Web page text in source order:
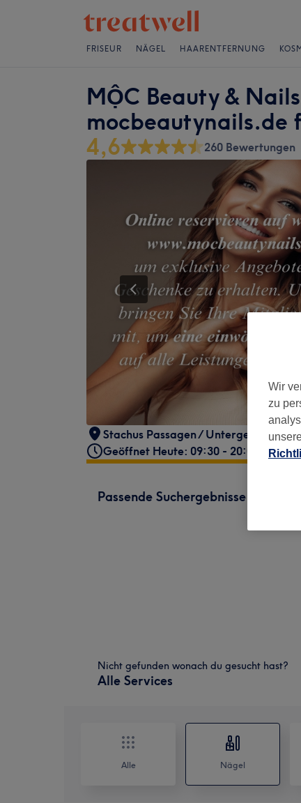
FRISEUR NÄGEL HAARENTFERNUNG
MỘC Beauty &
mocbeautynails.de
4,6 260 Bewertungen
Stachus Passagen / Untergeschoss /
Geöffnet Heute: 09:30 - 20:00
Passende Suchergebnisse
Nicht gefunden wonach du gesucht hast?
Alle Services
Alle Nägel
Wir
zu